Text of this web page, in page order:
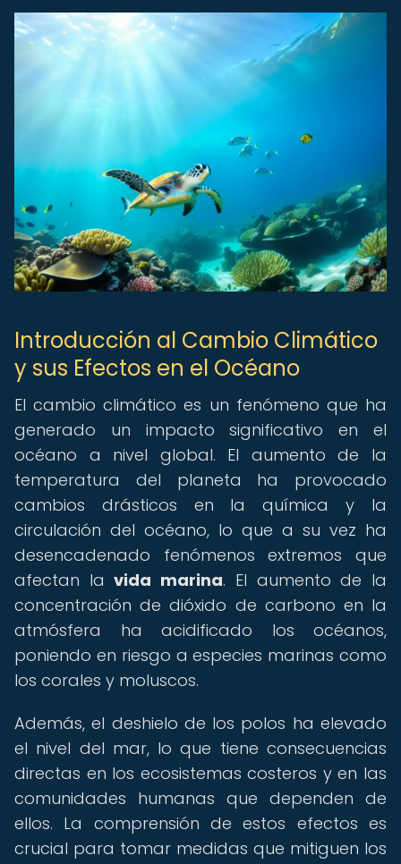
Introducción al Cambio Climático
y sus Efectos en el Océano
El cambio climático es un fenómeno que ha
generado un impacto significativo en el
océano a nivel global. El aumento de la
temperatura del planeta ha provocado
cambios drásticos en la química y la
circulación del océano, lo que a su vez ha
desencadenado fenómenos extremos que
afectan lavida marina. El aumento de la
concentración de dióxido de carbono en la
atmósfera ha acidificado los océanos,
poniendo en riesgo a especies marinas como
los corales y moluscos.
Además, el deshielo de los polos ha elevado
el nivel del mar, lo que tiene consecuencias
directas en los ecosistemas costeros y en las
comunidades humanas que dependen de
ellos. La comprensión de estos efectos es
crucial para tomar medidas que mitiguen los